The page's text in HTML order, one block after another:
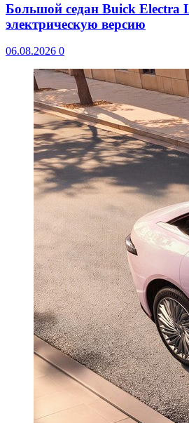
Большой седан Buick Electra
электрическую версию
06.08.2026 0